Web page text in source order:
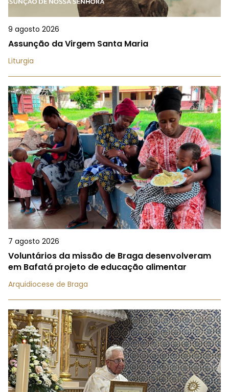
9 agosto 2026
Assunção da Virgem Santa Maria
Liturgia
7 agosto 2026
Voluntários da missão de Braga desenvolveram
em Bafatá projeto de educação alimentar
Arquidiocese de Braga